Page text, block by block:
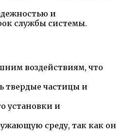
и
службы системы.
воздействиям, что
твердые частицы и
установки и
среду, так как он